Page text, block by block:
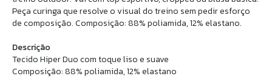
Peça curinga que resolve o visual do treino sem pedir esforço
de composição. Composição: 88% poliamida, 12% elastano.
Descrição
Tecido Hiper Duo com toque liso e suave
Composição: 88% poliamida, 12% elastano